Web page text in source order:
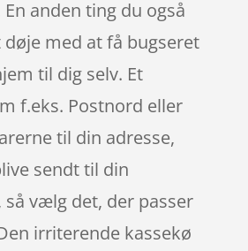
anden ting du også
med at få bugseret
til dig selv. Et
f.eks. Postnord eller
til din adresse,
sendt til din
så vælg det, der passer
irriterende kassekø